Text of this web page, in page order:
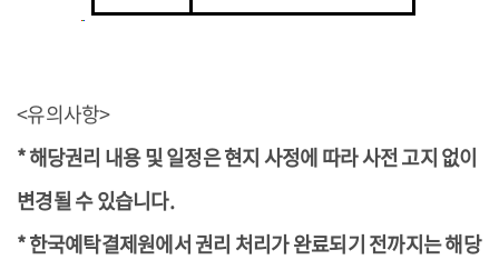
<유의사항>
*해당권리 내용 및 일정은 현지 사정에 따라 사전 고지 없이
변경될 수있습니다.
*한국예탁결제원에서 권리 처리가 완료되기 전까지는 해당